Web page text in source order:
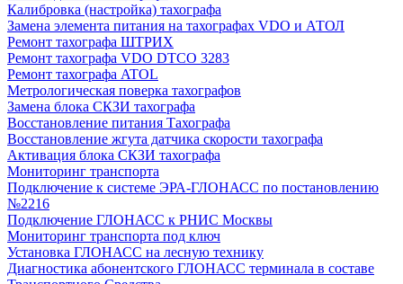
Калибровка (настройка) тахографа
Замена элемента питания на тахографах VDO и АТОЛ
Ремонт тахографа ШТРИХ
Ремонт тахографа VDO DTCO 3283
Ремонт тахографа ATOL
Метрологическая поверка тахографов
Замена блока СКЗИ тахографа
Восстановление питания Тахографа
Восстановление жгута датчика скорости тахографа
Активация блока СКЗИ тахографа
Мониторинг транспорта
Подключение к системе ЭРА-ГЛОНАСС по постановлению
№2216
Подключение ГЛОНАСС к РНИС Москвы
Мониторинг транспорта под ключ
Установка ГЛОНАСС на лесную технику
Диагностика абонентского ГЛОНАСС терминала в составе